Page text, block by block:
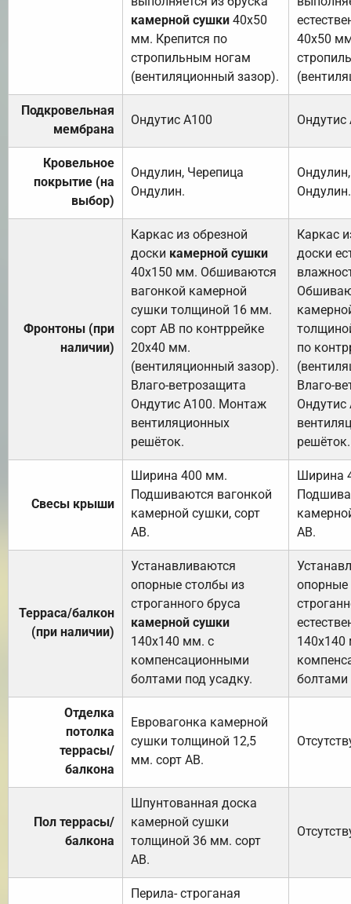
камерной сушки 40х50
мм. Крепится по
стропильным ногам
(вентиляционный зазор).
40х50
Подкровельная
мембрана
Ондутис А100 Ондутис
Кровельное
покрытие (на
выбор)
Ондулин, Черепица
Ондулин.
Ондулин.
Фронтоны (при
наличии)
Каркас из обрезной
доски камерной сушки
40х150 мм. Обшиваются
вагонкой камерной
сушки толщиной 16 мм.
сорт АВ по контррейке
20х40 мм.
(вентиляционный зазор).
Влаго-ветрозащита
Ондутис А100. Монтаж
вентиляционных
решёток.
Каркас
доски
по
Влаго-
решёток.
Свесы крыши
Ширина 400 мм.
Подшиваются вагонкой
камерной сушки, сорт
АВ.
Ширина
АВ.
Терраса/балкон
(при наличии)
Устанавливаются
опорные столбы из
строганного бруса
камерной сушки
140х140 мм. с
компенсационными
болтами под усадку.
опорные
140х140
болтами
Отделка
потолка
террасы/
балкона
Евровагонка камерной
сушки толщиной 12,5
мм. сорт АВ.
Пол террасы/
балкона
Шпунтованная доска
камерной сушки
толщиной 36 мм. сорт
АВ.
Перила- строганая